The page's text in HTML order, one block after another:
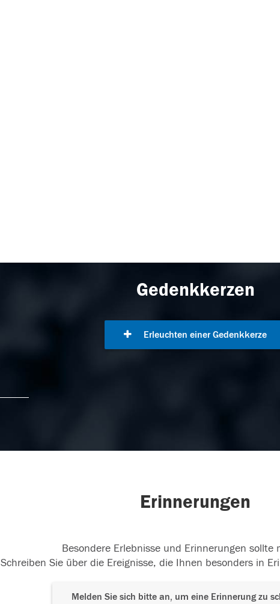
Gedenkkerzen
Erleuchten einer Gedenkkerze
Erinnerungen
Besondere Erlebnisse und Erinnerungen sollte
Schreiben Sie über die Ereignisse, die Ihnen besonders in
Melden Sie sich bitte an, um eine Erinnerung zu